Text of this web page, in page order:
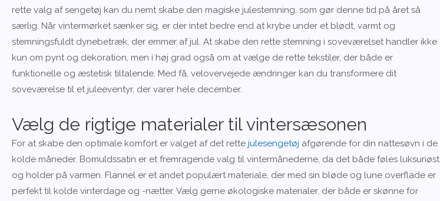
rette valg af sengetøj kan du nemt skabe den magiske julestemning, som gør denne tid på året så
særlig. Når vintermørket sænker sig, er der intet bedre end at krybe under et blødt, varmt og
stemningsfuldt dynebetræk, der emmer af jul. At skabe den rette stemning i soveværelset handler ikke
kun om pynt og dekoration, men i høj grad også om at vælge de rette tekstiler, der både er
funktionelle og æstetisk tiltalende. Med få, velovervejede ændringer kan du transformere dit
soveværelse til et juleeventyr, der varer hele december.
Vælg de rigtige materialer til vintersæsonen
For at skabe den optimale komfort er valget af det rette julesengetøj afgørende for din nattesøvn i de
kolde måneder. Bomuldssatin er et fremragende valg til vintermånederne, da det både føles luksuriøst
og holder på varmen. Flannel er et andet populært materiale, der med sin bløde og lune overflade er
perfekt til kolde vinterdage og -nætter. Vælg gerne økologiske materialer, der både er skønne for